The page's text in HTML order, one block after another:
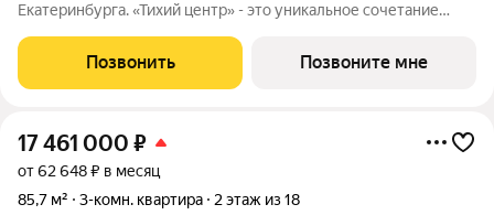
Екатеринбурга. «Тихий центр» - это уникальное сочетание
инфраструктуры. Соседство с главными
достопримечательностями, лучшими ресторанами и
Позвонить Позвоните мне
17 461 000 ₽
от 62 648 ₽ в месяц
85,7 м²
3-комн. квартира 2 этаж из 18